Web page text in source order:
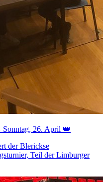
26. April 👑
der Blerickse
Teil der Limburger